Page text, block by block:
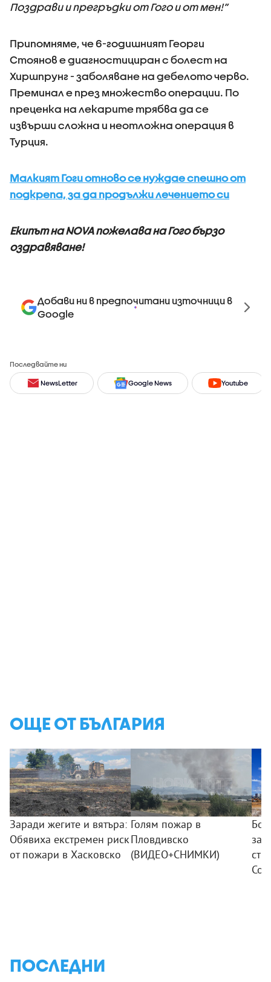
Поздрави и прегръдки от Гого и от мен!”
Припомняме, че 6-годишният Георги
Стоянов е диагностициран с болест на
Хиршпрунг - заболяване на дебелото черво.
Преминал е през множество операции. По
преценка на лекарите трябва да се
извърши сложна и неотложна операция в
Турция.
Малкият Гоги отново се нуждае спешно от
подкрепа, за да продължи лечението си
Екипът на NOVA пожелава на Гого бързо
оздравяване!
Добави ни в предпочитани източници в
Google
Последвайте ни
NewsLetter Google News Youtube
ОЩЕ ОТ БЪЛГАРИЯ
Заради жегите и вятъра:
Обявиха екстремен риск
от пожари в Хасковско
Голям пожар в
Пловдивско
(ВИДЕО+СНИМКИ)
ПОСЛЕДНИ